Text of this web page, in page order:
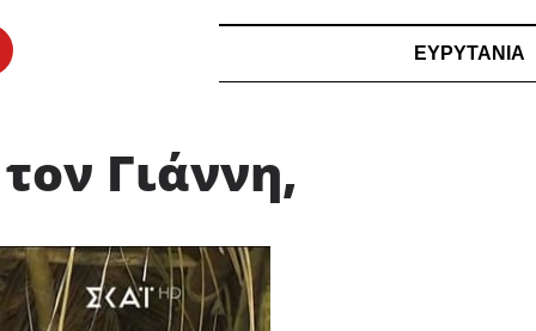
ΕΥΡΥΤΑΝΙΑ
Γιάννη,